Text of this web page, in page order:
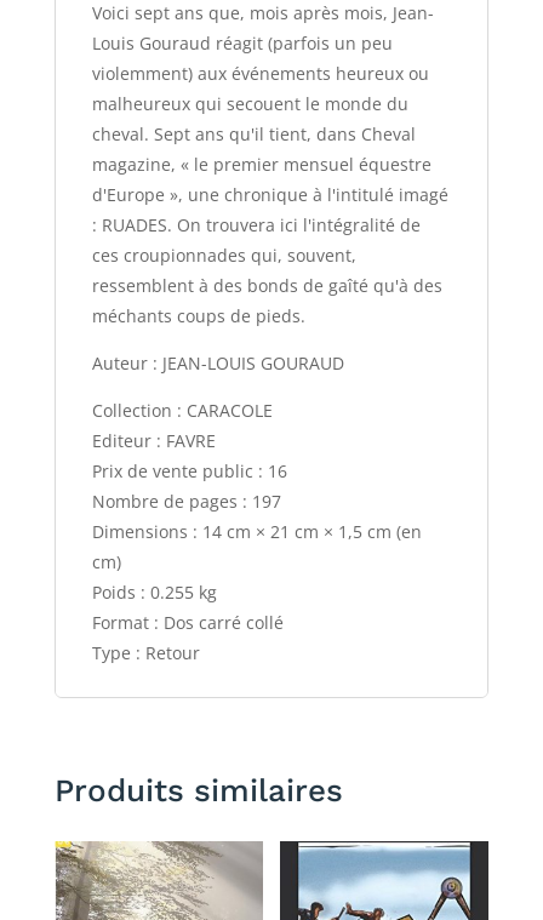
Voici sept ans que, mois après mois, Jean-
Louis Gouraud réagit (parfois un peu
violemment) aux événements heureux ou
malheureux qui secouent le monde du
cheval. Sept ans qu'il tient, dans Cheval
magazine, « le premier mensuel équestre
d'Europe », une chronique à l'intitulé imagé
: RUADES. On trouvera ici l'intégralité de
ces croupionnades qui, souvent,
ressemblent à des bonds de gaîté qu'à des
méchants coups de pieds.
Auteur : JEAN-LOUIS GOURAUD
Collection : CARACOLE
Editeur : FAVRE
Prix de vente public : 16
Nombre de pages : 197
Dimensions : 14 cm × 21 cm × 1,5 cm (en
cm)
Poids : 0.255 kg
Format : Dos carré collé
Type : Retour
Produits similaires